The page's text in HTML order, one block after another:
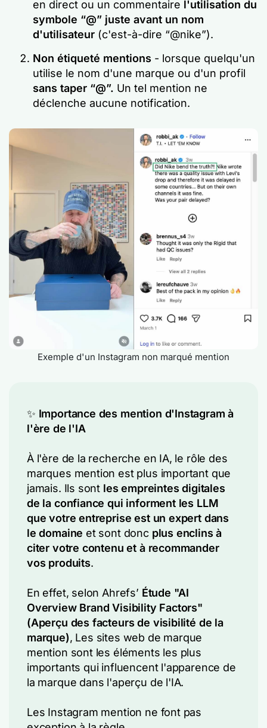
en direct ou un commentaire l'utilisation du
symbole “@” juste avant un nom
d'utilisateur (c'est-à-dire “@nike”).
Non étiqueté mentions - lorsque quelqu'un
utilise le nom d'une marque ou d'un profil
sans taper “@”. Un tel mention ne
déclenche aucune notification.
Exemple d'un Instagram non marqué mention
✨ Importance des mention d'Instagram à
l'ère de l'IA
À l'ère de la recherche en IA, le rôle des
marques mention est plus important que
jamais. Ils sont les empreintes digitales
de la confiance qui informent les LLM
que votre entreprise est un expert dans
le domaine et sont donc plus enclins à
citer votre contenu et à recommander
vos produits.
En effet, selon Ahrefs’ Étude "AI
Overview Brand Visibility Factors"
(Aperçu des facteurs de visibilité de la
marque), Les sites web de marque
mention sont les éléments les plus
importants qui influencent l'apparence de
la marque dans l'aperçu de l'IA.
Les Instagram mention ne font pas